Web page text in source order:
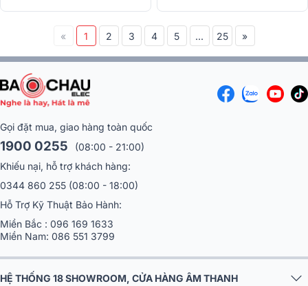
« 1 2 3 4 5 ... 25 »
Gọi đặt mua, giao hàng toàn quốc
1900 0255
(08:00 - 21:00)
Khiếu nại, hỗ trợ khách hàng:
0344 860 255 (08:00 - 18:00)
Hỗ Trợ Kỹ Thuật Bảo Hành:
Miền Bắc : 096 169 1633
Miền Nam: 086 551 3799
HỆ THỐNG 18 SHOWROOM, CỬA HÀNG ÂM THANH